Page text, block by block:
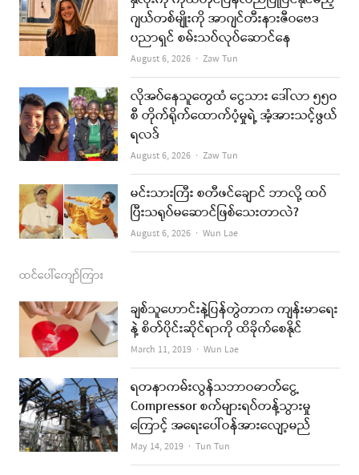
b
o
k
a
g
a
m
u
b
e
l
ဂျယ်တစ်မျိုးကို အာဂျင်တီးနားဇီဝဗေဒ
ပညာရှင် စမ်းသပ်လုပ်ဆောင်နေ
August 6, 2026 Author
Zaw Tun
လိုအပ်နေသူတွေထံ ငွေသား ဒေါ်လာ ၅၅၀
စီ တိုက်ရိုက်ထောက်ပံ့မှုရဲ့ အံ့အားသင့်ဖွယ်
ရလဒ်
August 6, 2026 Author
Zaw Tun
မင်းသားကြီး စတီဖင်ချောင် ဘာလို့ ထပ်
ပြီးသရုပ်မဆောင်ဖြစ်သေးတာလဲ?
August 6, 2026 Author
Wun Lae
ထင်ပေါ်ကျော်ကြား
ချစ်သူဟောင်းနဲ့ပြန်တွဲတာက ကျန်းမာရေး
နဲ့ စိတ်ပိုင်းဆိုင်ရာကို ထိခိုက်စေနိုင်
March 11, 2019 Author
Wun Lae
ရတနာကမ်းလွန်သဘာဝဓာတ်ငွေ့
Compressor စက်များရပ်တန့်သွားမှု
ကြောင့် အရေးပေါ်ဝန်အားလျော့မည်
May 14, 2019 Author
Tun Tun